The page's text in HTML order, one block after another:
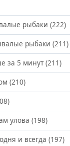
рыбаки (222)
рыбаки (211)
за 5 минут (211)
(210)
улова (198)
и всегда (197)